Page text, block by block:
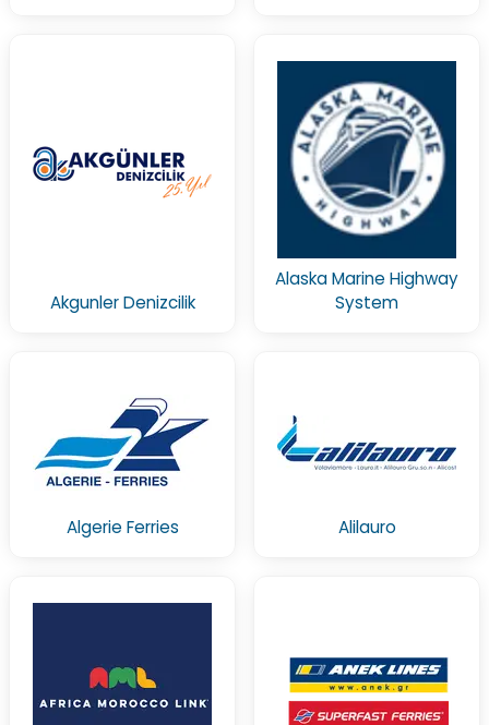
Akgunler Denizcilik
Alaska Marine Highway
System
Algerie Ferries Alilauro